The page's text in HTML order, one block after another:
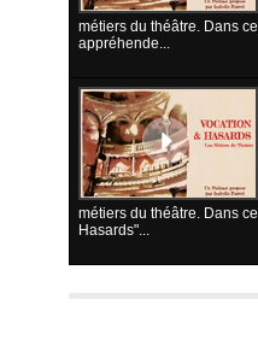
métiers du théâtre. Dans
appréhende...
métiers du théâtre. Dans
Hasards"...